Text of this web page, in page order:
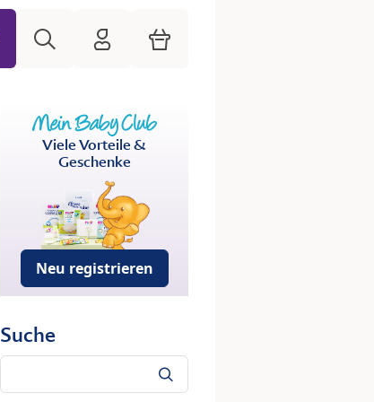
HiPP Mein Babyclub
Warenkorb
Viele Vorteile &
Geschenke
Neu registrieren
Suche